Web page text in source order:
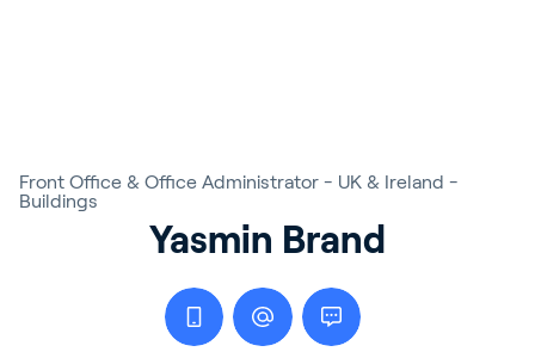
Front Office & Office Administrator - UK & Ireland -
Buildings
Yasmin Brand